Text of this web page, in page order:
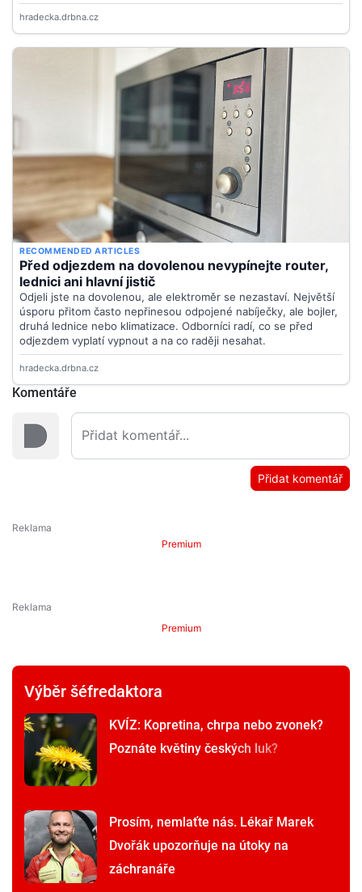
Komentáře
Přidat komentář
Premium
Premium
Výběr šéfredaktora
KVÍZ: Kopretina, chrpa nebo zvonek?
Poznáte květiny českých luk?
Prosím, nemlaťte nás. Lékař Marek
Dvořák upozorňuje na útoky na
záchranáře